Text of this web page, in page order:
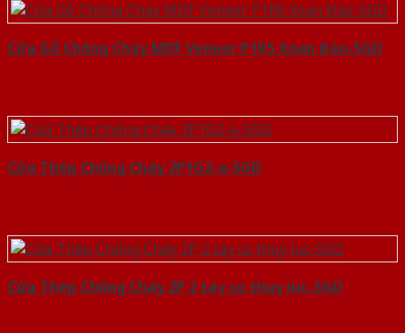
Cửa Gỗ Chống Cháy MDF Veneer P1R5 Xoan Đào-SGD
Cửa Thép Chống Cháy 2P1G2-a-SGD
Cửa Thép Chống Cháy 2P 2 tay co thuy luc-SGD